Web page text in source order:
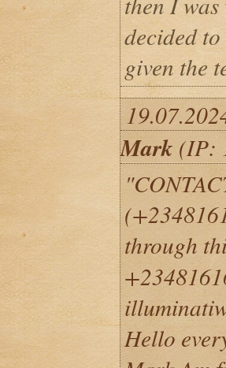
decided
given the
Mark (IP:
through
Hello